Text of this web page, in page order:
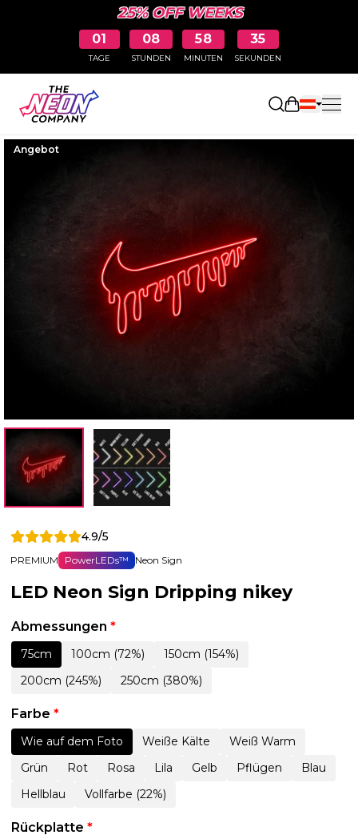
25% OFF WEEKS
01
TAGE
08
STUNDEN
58
MINUTEN
34
SEKUNDEN
Angebot
4.9/5
PREMIUM PowerLEDs™ Neon Sign
LED Neon Sign Dripping nikey
Abmessungen *
75cm 100cm (72%)
150cm (154%)
200cm (245%)
250cm (380%)
Farbe *
Wie auf dem Foto Weiße Kälte
Weiß Warm
Grün
Rot Rosa Lila Gelb Pflügen
Blau
Hellblau
Vollfarbe (22%)
Rückplatte *